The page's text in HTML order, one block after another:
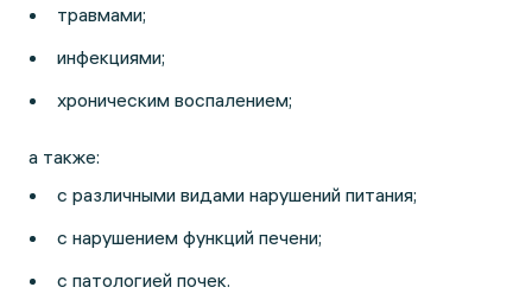
травмами;
инфекциями;
хроническим воспалением;
а также:
с различными видами нарушений питания;
с нарушением функций печени;
с патологией почек.